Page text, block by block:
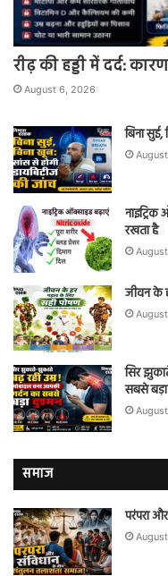
रीढ़ की हड्डी में दर्द:
August 6, 2026
बिना
रखता है
जीवन के
सिर
सबसे
समाज
परंपरा